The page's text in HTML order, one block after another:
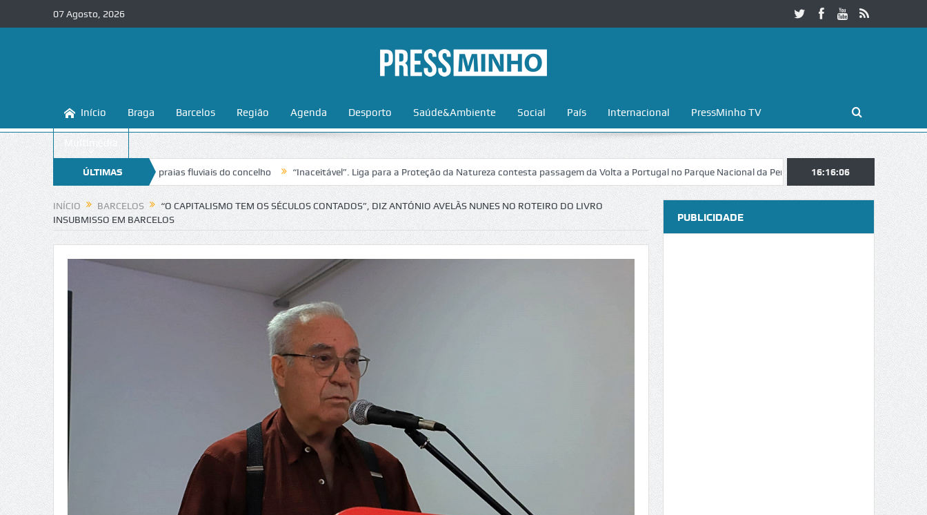
07 Agosto, 2026
Início Braga Barcelos Região Agenda Desporto Saúde&Ambiente Social País Internacional PressMinho TV
Multimédia
ÚLTIMAS
NOTÍCIAS
e proteger as praias fluviais do concelho “Inaceitável”. Liga para a Proteção da Natureza contesta passagem da Volta a Portugal no Parque Nacional da Peneda-Gerês Esposende. Galaicofolia atrai mais
16:16:08
INÍCIO BARCELOS
“O CAPITALISMO TEM OS SÉCULOS CONTADOS”, DIZ ANTÓNIO AVELÃS NUNES NO ROTEIRO DO LIVRO
INSUBMISSO EM BARCELOS
PUBLICIDADE